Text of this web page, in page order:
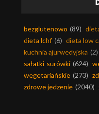
bezglutenowo (89)
dieta lchf (6) dieta low
kuchnia ajurwedyjska (2)
sałatki-surówki (624)
wegetariańskie (273)
zdrowe jedzenie (2040)